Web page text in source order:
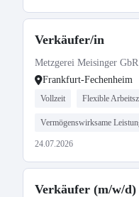
Verkäufer/in
Metzgerei Meisinger GbR
Frankfurt-Fechenheim
Vollzeit Flexible
Vermögenswirksame
24.07.2026
Verkäufer (m/w/d)